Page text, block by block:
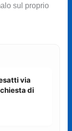
sul proprio
via
di